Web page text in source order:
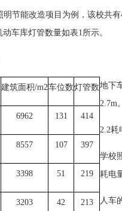
节能改造项目为例，该校共
车库灯管数量如表1所示。
建筑面积/m2车位数灯管数
6962 131 414
8557 107 397
3398 51 219
3203 42 213
地下
2.7m
2.2耗
学校
耗电
人车